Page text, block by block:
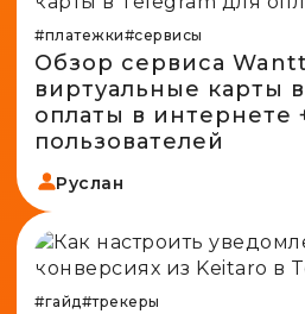
#платежки#сервисы
Обзор сервиса
виртуальные карты
оплаты в интернете
пользователей
Руслан
#гайд#трекеры